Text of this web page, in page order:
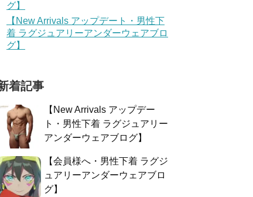
グ】
【New Arrivals アップデート・男性下
着 ラグジュアリーアンダーウェアブロ
グ】
着記事
【New Arrivals アップデー
ト・男性下着 ラグジュアリー
アンダーウェアブログ】
【会員様へ・男性下着 ラグジ
ュアリーアンダーウェアブロ
グ】